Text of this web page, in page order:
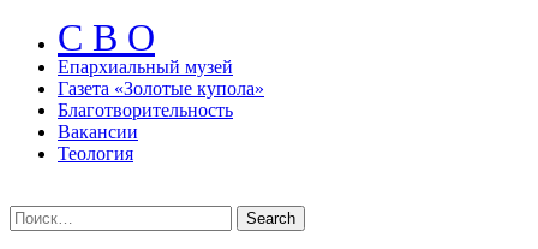
С В О
Епархиальный музeй
Газета «Золотые купола»
Благотворительность
Вакансии
Теология